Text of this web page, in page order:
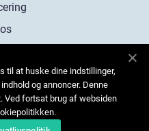
os
til at huske dine indstillinger,
og annoncer. Denne
Ved fortsat brug af websiden